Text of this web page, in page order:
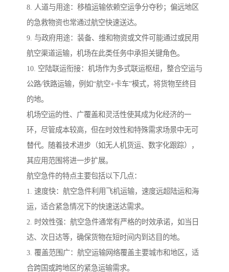
8. 人道与用途：移植运输依赖空运争分夺秒；偏远地区
的急救物资也常通过航空快速送达。
9. 与政府用途：装备、维和物资或文件可能通过或民用
航空渠道运输，机场在此类任务中承担关键角色。
10. 空陆联运衔接：机场作为多式联运枢纽，整合空运与
公路/铁路运输，例如“航空+卡车”模式，将货物至终目
的地。
机场空运的性、广覆盖和灵活性使其成为化经济的一
环，尽管成本较高，但在时效性和特殊需求场景中无可
替代。随着技术进步（如无人机货运、数字化跟踪），
其应用范围将进一步扩展。
航空急件的特点主要包括以下几点：
1. 速度快：航空急件利用飞机运输，速度远超陆运和海
运，适合紧急情况下的快速送达需求。
2. 时效性强：航空急件通常有严格的时效承诺，如当日
达、次日达等，确保货物在短时间内到达目的地。
3. 覆盖范围广：航空运输网络覆盖主要城市和地区，适
合跨国或跨地区的紧急运输需求。